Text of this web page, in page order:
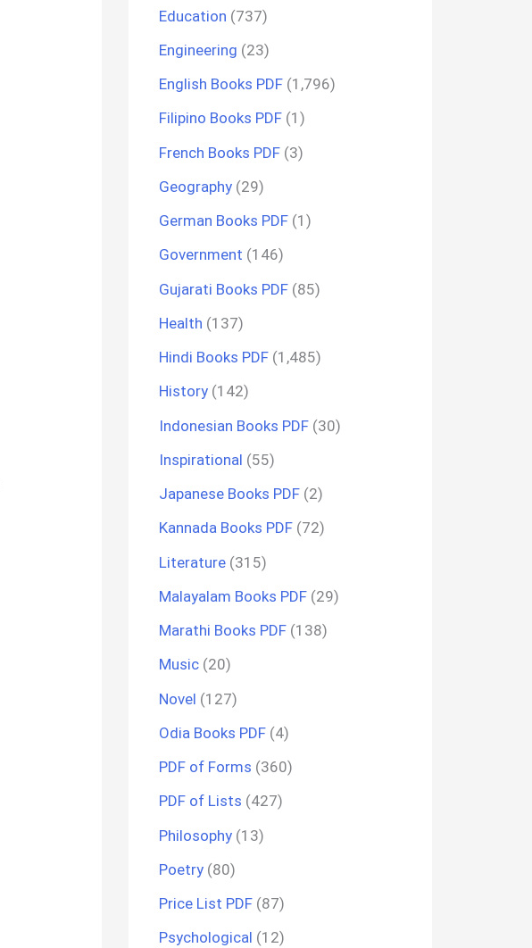
Education (737)
Engineering (23)
English Books PDF (1,796)
Filipino Books PDF (1)
French Books PDF (3)
Geography (29)
German Books PDF (1)
Government (146)
Gujarati Books PDF (85)
Health (137)
Hindi Books PDF (1,485)
History (142)
Indonesian Books PDF (30)
Inspirational (55)
Japanese Books PDF (2)
Kannada Books PDF (72)
Literature (315)
Malayalam Books PDF (29)
Marathi Books PDF (138)
Music (20)
Novel (127)
Odia Books PDF (4)
PDF of Forms (360)
PDF of Lists (427)
Philosophy (13)
Poetry (80)
Price List PDF (87)
Psychological (12)